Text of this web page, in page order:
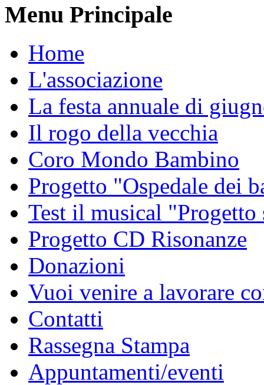
Menu Principale
Home
L'associazione
La festa annuale di
Il rogo della vecchia
Coro Mondo Bambino
Progetto "Ospedale dei
Test il musical "Progetto
Progetto CD Risonanze
Donazioni
Vuoi venire a lavorare
Contatti
Rassegna Stampa
Appuntamenti/eventi